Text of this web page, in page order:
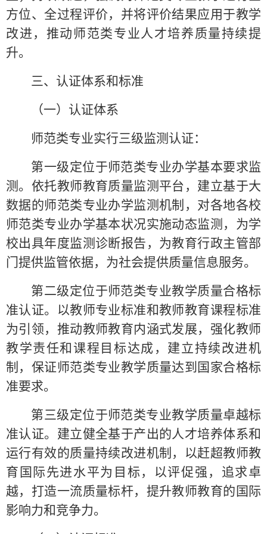
方位、全过程评价，并将评价结果应用于教学
改进，推动师范类专业人才培养质量持续提
升。
三、认证体系和标准
（一）认证体系
师范类专业实行三级监测认证：
第一级定位于师范类专业办学基本要求监
测。依托教师教育质量监测平台，建立基于大
数据的师范类专业办学监测机制，对各地各校
师范类专业办学基本状况实施动态监测，为学
校出具年度监测诊断报告，为教育行政主管部
门提供监管依据，为社会提供质量信息服务。
第二级定位于师范类专业教学质量合格标
准认证。以教师专业标准和教师教育课程标准
为引领，推动教师教育内涵式发展，强化教师
教学责任和课程目标达成，建立持续改进机
制，保证师范类专业教学质量达到国家合格标
准要求。
第三级定位于师范类专业教学质量卓越标
准认证。建立健全基于产出的人才培养体系和
运行有效的质量持续改进机制，以赶超教师教
育国际先进水平为目标，以评促强，追求卓
越，打造一流质量标杆，提升教师教育的国际
影响力和竞争力。